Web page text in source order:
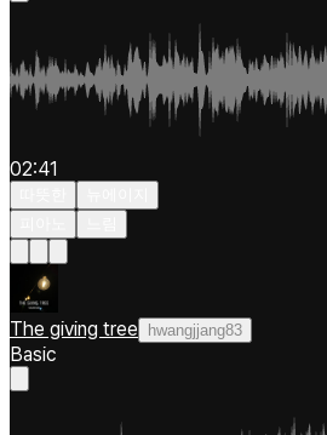
02:41
The giving tree hwangjjang83
Basic